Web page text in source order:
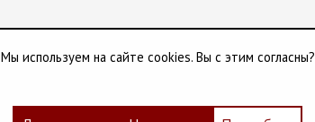
Мы используем на сайте cookies. Вы с этим согласны?